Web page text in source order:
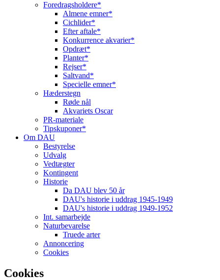
Foredragsholdere*
Almene emner*
Cichlider*
Efter aftale*
Konkurrence akvarier*
Opdræt*
Planter*
Rejser*
Saltvand*
Specielle emner*
Hæderstegn
Røde nål
Akvariets Oscar
PR-materiale
Tipskuponer*
Om DAU
Bestyrelse
Udvalg
Vedtægter
Kontingent
Historie
Da DAU blev 50 år
DAU's historie i uddrag 1945-1949
DAU's historie i uddrag 1949-1952
Int. samarbejde
Naturbevarelse
Truede arter
Annoncering
Cookies
Cookies